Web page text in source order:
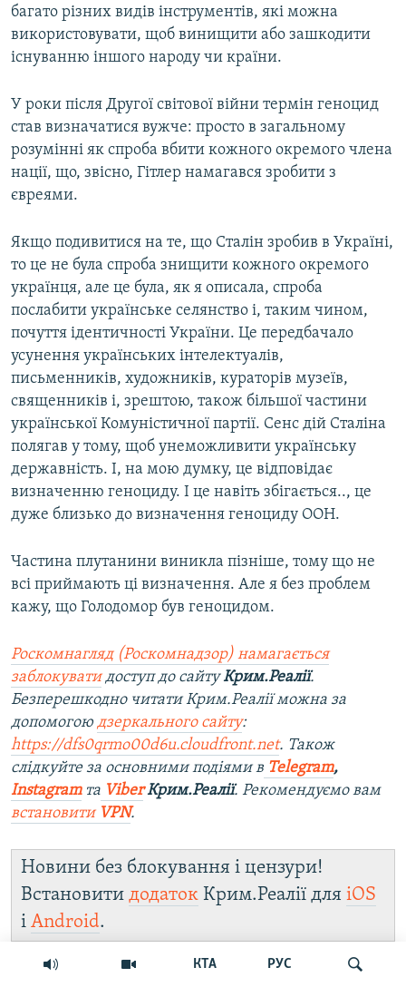
КТА РУС
багато різних видів інструментів, які можна
використовувати, щоб винищити або зашкодити
існуванню іншого народу чи країни.
У роки після Другої світової війни термін геноцид
став визначатися вужче: просто в загальному
розумінні як спроба вбити кожного окремого члена
нації, що, звісно, Гітлер намагався зробити з
євреями.
Якщо подивитися на те, що Сталін зробив в Україні,
то це не була спроба знищити кожного окремого
українця, але це була, як я описала, спроба
послабити українське селянство і, таким чином,
почуття ідентичності України. Це передбачало
усунення українських інтелектуалів,
письменників, художників, кураторів музеїв,
священників і, зрештою, також більшої частини
української Комуністичної партії. Сенс дій Сталіна
полягав у тому, щоб унеможливити українську
державність. І, на мою думку, це відповідає
визначенню геноциду. І це навіть збігається.., це
дуже близько до визначення геноциду ООН.
Частина плутанини виникла пізніше, тому що не
всі приймають ці визначення. Але я без проблем
кажу, що Голодомор був геноцидом.
Роскомнагляд (Роскомнадзор) намагається
заблокуватидоступ до сайтуКрим.Реалії.
Безперешкодно читати Крим.Реалії можна за
допомогою дзеркального сайту:
https://dfs0qrmo00d6u.cloudfront.net. Також
слідкуйте за основними подіями в Telegram,
Instagramта ViberКрим.Реалії. Рекомендуємо вам
встановити VPN.
Новини без блокування і цензури!
Встановити додаток Крим.Реалії для iOS
і Android.